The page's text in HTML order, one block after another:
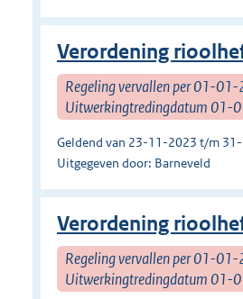
Verordening
Regeling vervallen per 01-
Uitwerkingtredingdatum 01-
Geldend van 23-11-2023 t/m
Uitgegeven door: Barneveld
Verordening
Regeling vervallen per 01-
Uitwerkingtredingdatum 01-